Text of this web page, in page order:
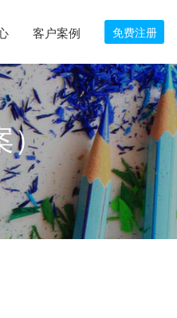
客户案例 免费注册
）